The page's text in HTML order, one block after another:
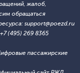
жалоб,
обращаться
support@poezd.ru
(495) 269 8365
пассажирские